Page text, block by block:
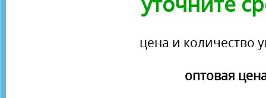
цена и количество
оптовая